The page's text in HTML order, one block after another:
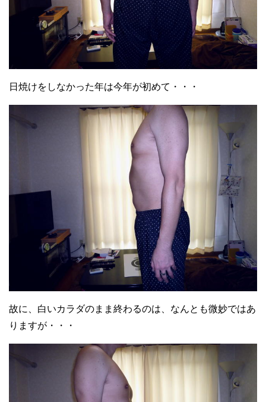
日焼けをしなかった年は今年が初めて・・・
故に、白いカラダのまま終わるのは、なんとも微妙ではあ
りますが・・・